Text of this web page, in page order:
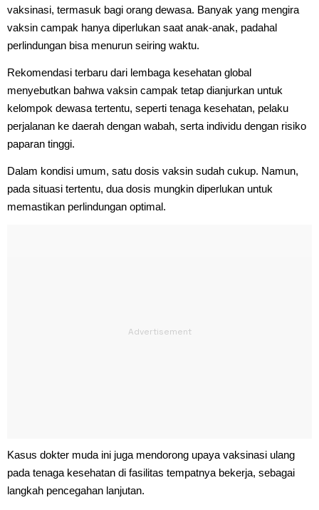
vaksinasi, termasuk bagi orang dewasa. Banyak yang mengira
vaksin campak hanya diperlukan saat anak-anak, padahal
perlindungan bisa menurun seiring waktu.
Rekomendasi terbaru dari lembaga kesehatan global
menyebutkan bahwa vaksin campak tetap dianjurkan untuk
kelompok dewasa tertentu, seperti tenaga kesehatan, pelaku
perjalanan ke daerah dengan wabah, serta individu dengan risiko
paparan tinggi.
Dalam kondisi umum, satu dosis vaksin sudah cukup. Namun,
pada situasi tertentu, dua dosis mungkin diperlukan untuk
memastikan perlindungan optimal.
Kasus dokter muda ini juga mendorong upaya vaksinasi ulang
pada tenaga kesehatan di fasilitas tempatnya bekerja, sebagai
langkah pencegahan lanjutan.